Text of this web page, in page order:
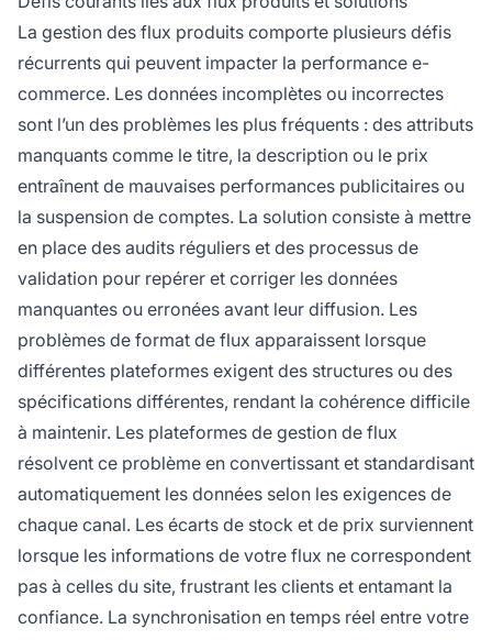
La gestion des flux produits comporte plusieurs défis
récurrents qui peuvent impacter la performance e-
commerce. Les données incomplètes ou incorrectes
sont l’un des problèmes les plus fréquents : des attributs
manquants comme le titre, la description ou le prix
entraînent de mauvaises performances publicitaires ou
la suspension de comptes. La solution consiste à mettre
en place des audits réguliers et des processus de
validation pour repérer et corriger les données
manquantes ou erronées avant leur diffusion. Les
problèmes de format de flux apparaissent lorsque
différentes plateformes exigent des structures ou des
spécifications différentes, rendant la cohérence difficile
à maintenir. Les plateformes de gestion de flux
résolvent ce problème en convertissant et standardisant
automatiquement les données selon les exigences de
chaque canal. Les écarts de stock et de prix surviennent
lorsque les informations de votre flux ne correspondent
pas à celles du site, frustrant les clients et entamant la
confiance. La synchronisation en temps réel entre votre